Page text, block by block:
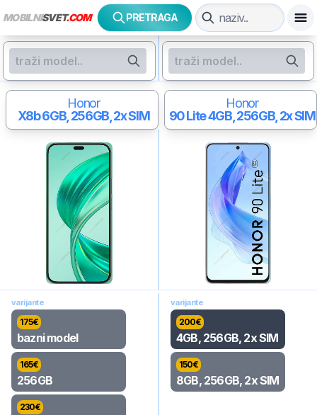
MOBILNISVET.COM PRETRAGA
Honor
X8b6GB, 256GB, 2x SIM
Honor
90 Lite4GB, 256GB, 2x SIM
varijante
175€
bazni model
165€
256GB
230€
varijante
200€
4GB, 256GB, 2x SIM
150€
8GB, 256GB, 2x SIM